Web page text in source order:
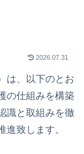
2026.07.31
は、以下のとお
の仕組みを構築
識と取組みを徹
進致します。